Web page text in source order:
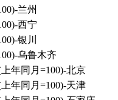
兰州
西宁
银川
乌鲁木齐
年同月=100)-北京
年同月=100)-天津